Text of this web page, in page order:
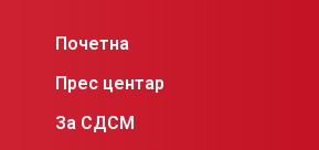
Почетна
Прес центар
За СДСМ